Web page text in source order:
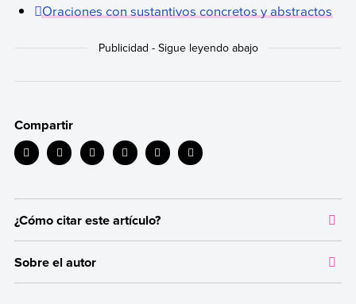
Oraciones con sustantivos concretos y abstractos
Compartir
¿Cómo citar este artículo?
dar crédito a los autores correspondientes y evitar incurrir en
plagio. Además, permite a los lectores acceder a las fuentes
Sobre el autor